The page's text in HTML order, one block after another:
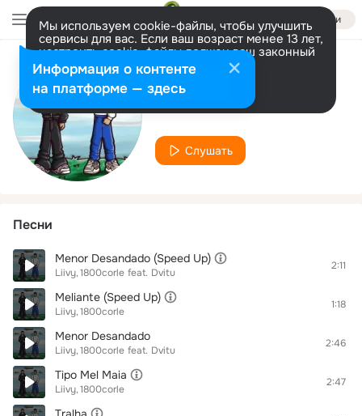
Войти
Мы используем cookie-файлы, чтобы улучшить
сервисы для вас. Если ваш возраст менее 13 лет,
настроить cookie-файлы должен ваш законный
представитель. Больше информации
Разрешить все Настроить
Исполнитель
1800corle
Слушать
Песни
Menor Desandado (Speed Up)
Liivy 1800corle feat. Dvitu
2:11
Meliante (Speed Up)
Liivy 1800corle
1:18
Menor Desandado
Liivy 1800corle feat. Dvitu
2:46
Tipo Mel Maia
Liivy 1800corle
2:47
Информация о контенте
на платформе — здесь